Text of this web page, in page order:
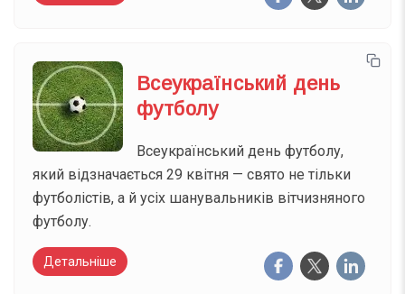
Всеукраїнський день
футболу
Всеукраїнський день футболу,
який відзначається 29 квітня — свято не тільки
футболістів, а й усіх шанувальників вітчизняного
футболу.
Детальніше